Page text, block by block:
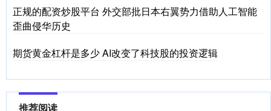
正规的配资炒股平台 外交部批日本右翼势力借助人工智能
歪曲侵华历史
期货黄金杠杆是多少 AI改变了科技股的投资逻辑
推荐阅读